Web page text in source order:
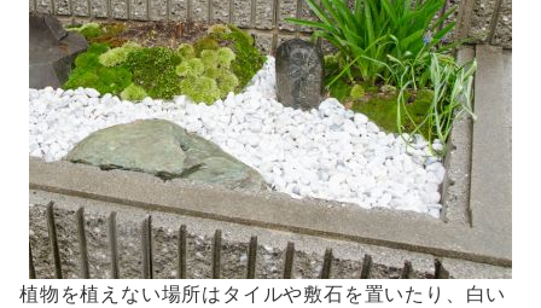
植物を植えない場所はタイルや敷石を置いたり、白い